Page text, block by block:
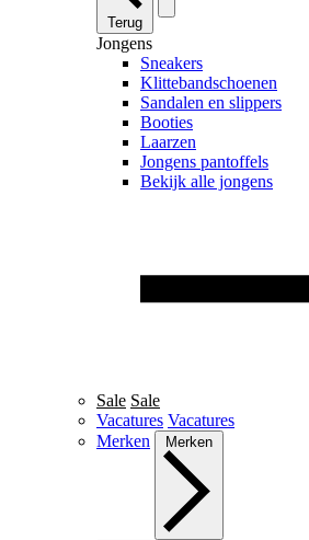
Terug
Jongens
Sneakers
Klittebandschoenen
Sandalen en slippers
Booties
Laarzen
Jongens pantoffels
Bekijk alle jongens
Sale Sale
Vacatures Vacatures
Merken
Merken